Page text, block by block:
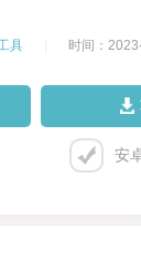
具 时间：
安